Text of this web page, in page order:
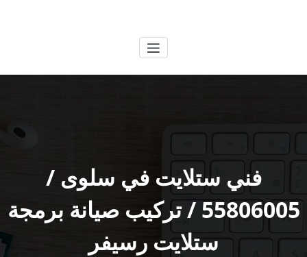
فني ستلايت في سلوى /
55806005 / تركيب صيانة برمجة
ستلايت رسيفر